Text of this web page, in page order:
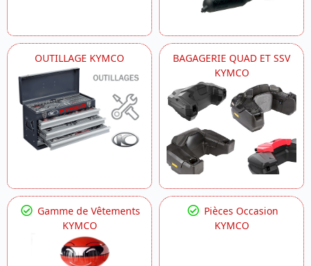
OUTILLAGE KYMCO
BAGAGERIE QUAD ET SSV
KYMCO
Gamme de Vêtements
KYMCO
Pièces Occasion
KYMCO